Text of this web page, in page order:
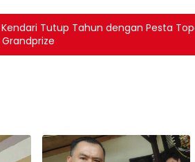
Kendari Tutup Tahun dengan Pesta